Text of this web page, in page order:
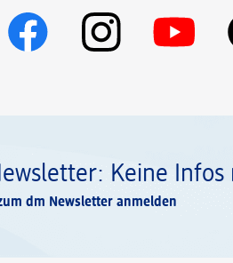
Keine Infos
dm Newsletter anmelden